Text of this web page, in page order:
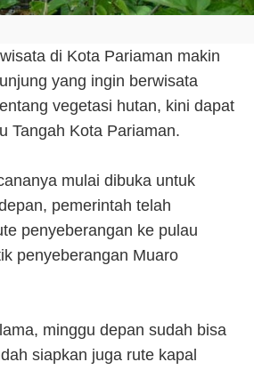
di Kota Pariaman makin
yang ingin berwisata
vegetasi hutan, kini dapat
Tangah Kota Pariaman.
mulai dibuka untuk
pemerintah telah
penyeberangan ke pulau
penyeberangan Muaro
minggu depan sudah bisa
siapkan juga rute kapal